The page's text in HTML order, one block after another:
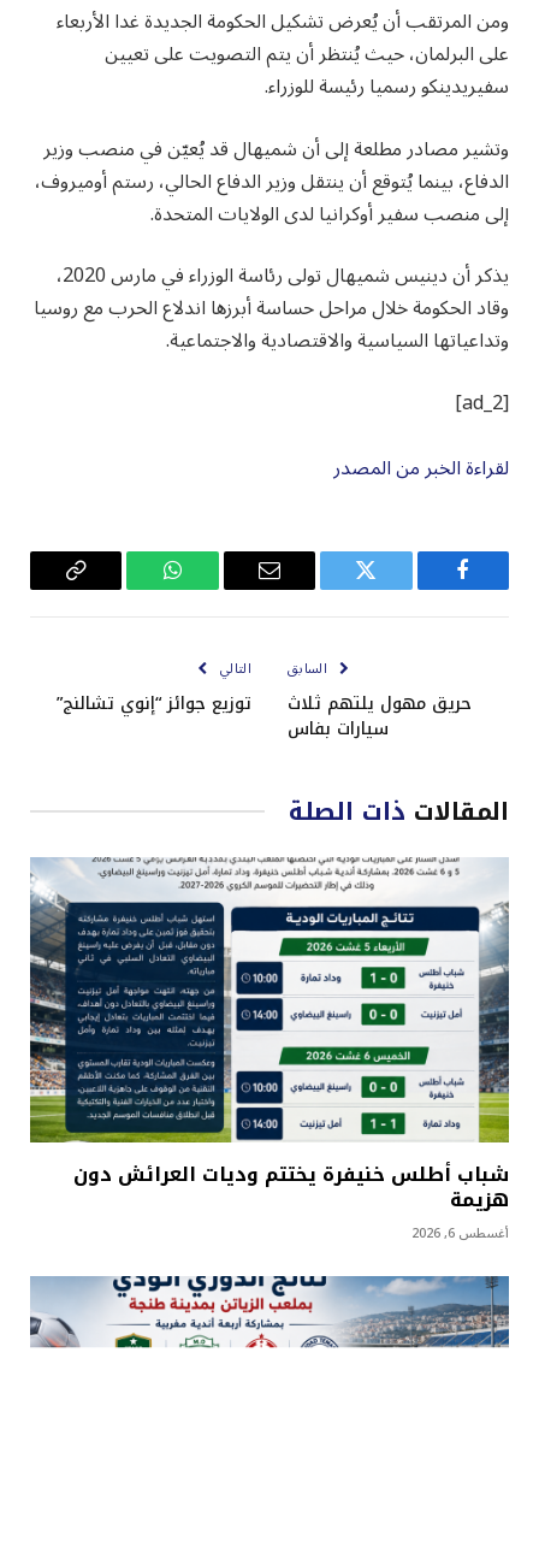
ومن المرتقب أن يُعرض تشكيل الحكومة الجديدة غدا الأربعاء
على البرلمان، حيث يُنتظر أن يتم التصويت على تعيين
سفيريدينكو رسميا رئيسة للوزراء.
وتشير مصادر مطلعة إلى أن شميهال قد يُعيّن في منصب وزير
الدفاع، بينما يُتوقع أن ينتقل وزير الدفاع الحالي، رستم أوميروف،
إلى منصب سفير أوكرانيا لدى الولايات المتحدة.
يذكر أن دينيس شميهال تولى رئاسة الوزراء في مارس 2020،
وقاد الحكومة خلال مراحل حساسة أبرزها اندلاع الحرب مع روسيا
وتداعياتها السياسية والاقتصادية والاجتماعية.
[ad_2]
لقراءة الخبر من المصدر
فيسبوك تويتر
البريد
واتساب
Copy
السابق
حريق مهول يلتهم ثلاث
سيارات بفاس
التالي
توزيع جوائز “إنوي تشالنج”
المقالات ذات الصلة
شباب أطلس خنيفرة يختتم وديات العرائش دون
هزيمة
أغسطس 6, 2026